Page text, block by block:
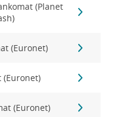
(Planet
(Euronet)
(Euronet)
(Euronet)